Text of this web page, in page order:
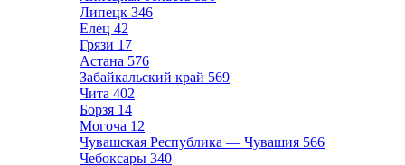
Липецк 346
Елец 42
Грязи 17
Астана 576
Забайкальский край 569
Чита 402
Борзя 14
Могоча 12
Чувашская Республика — Чувашия 566
Чебоксары 340